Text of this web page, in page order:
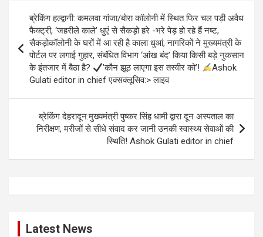
Post
navigation
ब्रेकिंग हल्द्वानी: कमलवा गांजा/बोरा कॉलोनी में स्थित फिर चल पड़ी अवैध
फैक्ट्री, ‘जहरीले काले’ धुएं से सैकड़ो हरे -भरे पेड़ हो रहे हैं नष्ट,
सैकड़ोकॉलोनी के घरों में आ रही है काला धुआं, नागरिकों ने मुख्यमंत्री के
पोर्टल पर लगाई गुहार, संबंधित विभाग ‘आंख बंद’ किया किसी बड़े नुकसान
के इंतजार में बैठा है?
’कौन झूठ लाएगा इस तस्वीर को’!
Ashok
Gulati editor in chief एक्सक्लूसिव:> लाइव
ब्रेकिंग देहरादून:मुख्यमंत्री पुष्कर सिंह धामी द्वारा दून अस्पताल का
निरीक्षण, मरीजों से सीधे संवाद कर जानी उनकी स्वास्थ्य सेवाओं की
स्थिति! Ashok Gulati editor in chief
Latest News